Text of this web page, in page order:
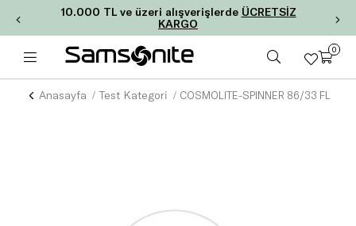
10.000 TL ve üzeri alışverişlerde ÜCRETSİZ
KARGO
0
Anasayfa Test Kategori COSMOLITE-SPINNER 86/33 FL